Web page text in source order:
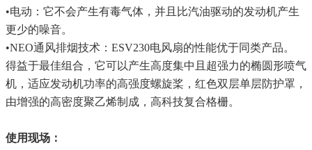
•电动：它不会产生有毒气体，并且比汽油驱动的发动机产生
更少的噪音。
•NEO通风排烟技术：ESV230电风扇的性能优于同类产品。
得益于最佳组合，它可以产生高度集中且超强力的椭圆形喷气
机，适应发动机功率的高强度螺旋桨，红色双层单层防护罩，
由增强的高密度聚乙烯制成，高科技复合格栅。
使用现场：